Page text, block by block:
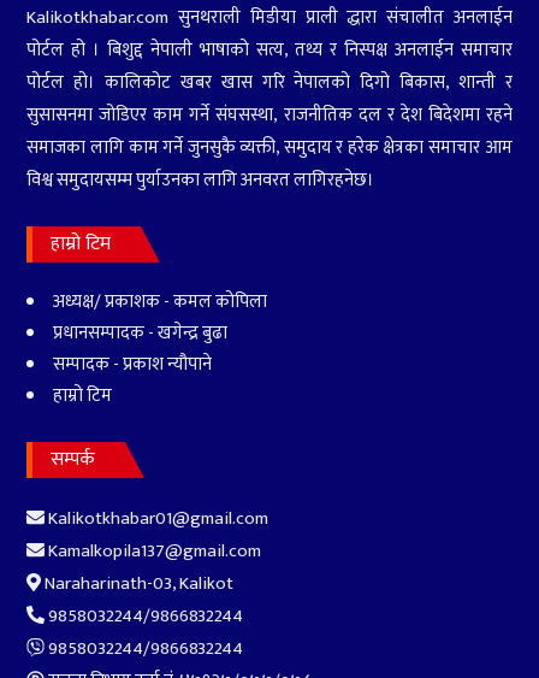
भारत-चीनको रणनीतिक स्वार्थको
शिकार हुनसक्छ पोखरा
विमानस्थल
४
Kalikotkhabar.com सुनथराली मिडीया प्राली द्धारा संचालीत अनलाईन
पोर्टल हो । बिशुद्द नेपाली भाषाको सत्य, तथ्य र निस्पक्ष अनलाईन समाचार
पोर्टल हो। कालिकोट खबर खास गरि नेपालको दिगो बिकास, शान्ती र
सुसासनमा जोडिएर काम गर्ने संघसस्था, राजनीतिक दल र देश बिदेशमा रहने
समाजका लागि काम गर्ने जुनसुकै व्यक्ती, समुदाय र हरेक क्षेत्रका समाचार आम
विश्व समुदायसम्म पुर्याउनका लागि अनवरत लागिरहनेछ।
हाम्रो टिम
अध्यक्ष/ प्रकाशक - कमल कोपिला
प्रधानसम्पादक - खगेन्द्र बुढा
सम्पादक - प्रकाश न्यौपाने
हाम्रो टिम
सम्पर्क
Kalikotkhabar01@gmail.com
Kamalkopila137@gmail.com
Naraharinath-03, Kalikot
9858032244/9866832244
9858032244/9866832244